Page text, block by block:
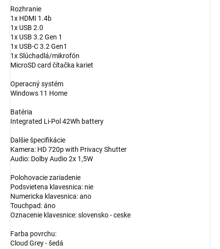
Rozhranie
1x HDMI 1.4b
1x USB 2.0
1x USB 3.2 Gen 1
1x USB-C 3.2 Gen1
1x Slúchadlá/mikrofón
MicroSD card čítačka kariet
Operacný systém
Windows 11 Home
Batéria
Integrated Li-Pol 42Wh battery
Dalšie špecifikácie
Kamera: HD 720p with Privacy Shutter
Audio: Dolby Audio 2x 1,5W
Polohovacie zariadenie
Podsvietena klavesnica: nie
Numericka klavesnica: ano
Touchpad: áno
Oznacenie klavesnice: slovensko - ceske
Farba povrchu:
Cloud Grey - šedá